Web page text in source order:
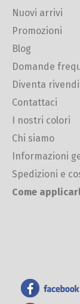
Nuovi arrivi
Promozioni
Blog
Domande
Diventa
Contattaci
I nostri colori
Chi siamo
Informazioni
Spedizioni e
Come